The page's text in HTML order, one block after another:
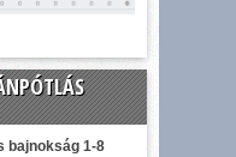
bajnokság 1-8